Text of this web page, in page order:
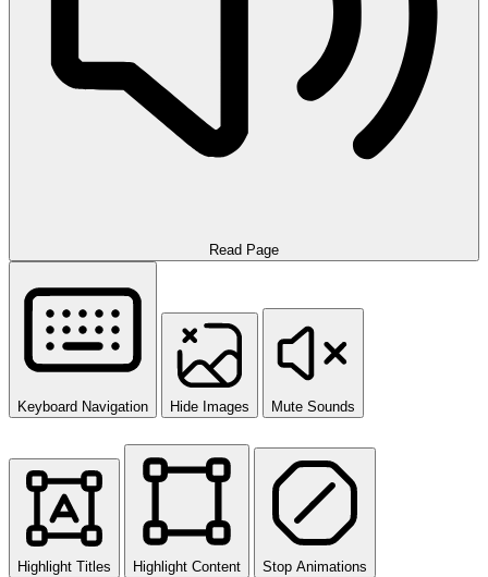
Read Page
Keyboard Navigation Hide Images Mute Sounds
Highlight Titles Highlight Content Stop Animations